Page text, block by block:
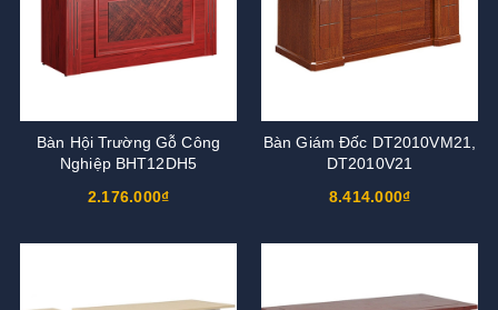
Bàn Hội Trường Gỗ Công
Nghiệp BHT12DH5
2.176.000₫
Bàn Giám Đốc DT2010VM21,
DT2010V21
8.414.000₫